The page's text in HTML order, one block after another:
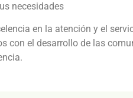
necesidades
en la atención y el
con el desarrollo de las